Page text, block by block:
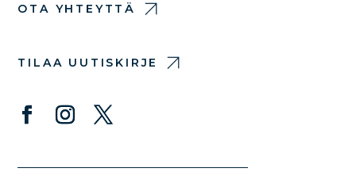
OTA YHTEYTTÄ
TILAA UUTISKIRJE